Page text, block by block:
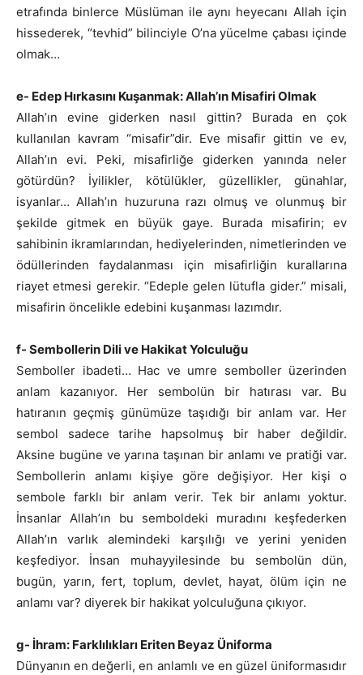
etrafında binlerce Müslüman ile aynı heyecanı Allah için
hissederek, “tevhid” bilinciyle O’na yücelme çabası içinde
olmak…
e- Edep Hırkasını Kuşanmak: Allah’ın Misafiri Olmak
Allah’ın evine giderken nasıl gittin? Burada en çok
kullanılan kavram “misafir”dir. Eve misafir gittin ve ev,
Allah’ın evi. Peki, misafirliğe giderken yanında neler
götürdün? İyilikler, kötülükler, güzellikler, günahlar,
isyanlar… Allah’ın huzuruna razı olmuş ve olunmuş bir
şekilde gitmek en büyük gaye. Burada misafirin; ev
sahibinin ikramlarından, hediyelerinden, nimetlerinden ve
ödüllerinden faydalanması için misafirliğin kurallarına
riayet etmesi gerekir. “Edeple gelen lütufla gider.” misali,
misafirin öncelikle edebini kuşanması lazımdır.
f- Sembollerin Dili ve Hakikat Yolculuğu
Semboller ibadeti… Hac ve umre semboller üzerinden
anlam kazanıyor. Her sembolün bir hatırası var. Bu
hatıranın geçmiş günümüze taşıdığı bir anlam var. Her
sembol sadece tarihe hapsolmuş bir haber değildir.
Aksine bugüne ve yarına taşınan bir anlamı ve pratiği var.
Sembollerin anlamı kişiye göre değişiyor. Her kişi o
sembole farklı bir anlam verir. Tek bir anlamı yoktur.
İnsanlar Allah’ın bu semboldeki muradını keşfederken
Allah’ın varlık alemindeki karşılığı ve yerini yeniden
keşfediyor. İnsan muhayyilesinde bu sembolün dün,
bugün, yarın, fert, toplum, devlet, hayat, ölüm için ne
anlamı var? diyerek bir hakikat yolculuğuna çıkıyor.
g- İhram: Farklılıkları Eriten Beyaz Üniforma
Dünyanın en değerli, en anlamlı ve en güzel üniformasıdır